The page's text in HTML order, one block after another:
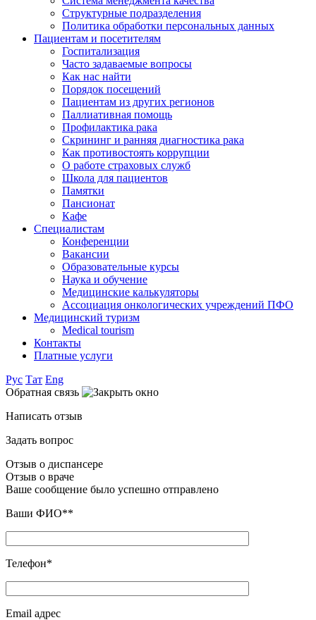
Структурные подразделения
Политика обработки персональных данных
Пациентам и посетителям
Госпитализация
Часто задаваемые вопросы
Как нас найти
Порядок посещений
Пациентам из других регионов
Паллиативная помощь
Профилактика рака
Скрининг и ранняя диагностика рака
Как противостоять коррупции
О работе страховых служб
Школа для пациентов
Памятки
Пансионат
Кафе
Специалистам
Конференции
Вакансии
Образовательные курсы
Наука и обучение
Медицинские калькуляторы
Ассоциация oнкологических учреждений ПФО
Медицинский туризм
Medical tourism
Контакты
Платные услуги
Рус Тат Eng
Обратная связь
Написать отзыв
Задать вопрос
Отзыв о диспансере
Отзыв о враче
Ваше сообщение было успешно отправлено
Ваши ФИО**
Телефон*
Email адрес